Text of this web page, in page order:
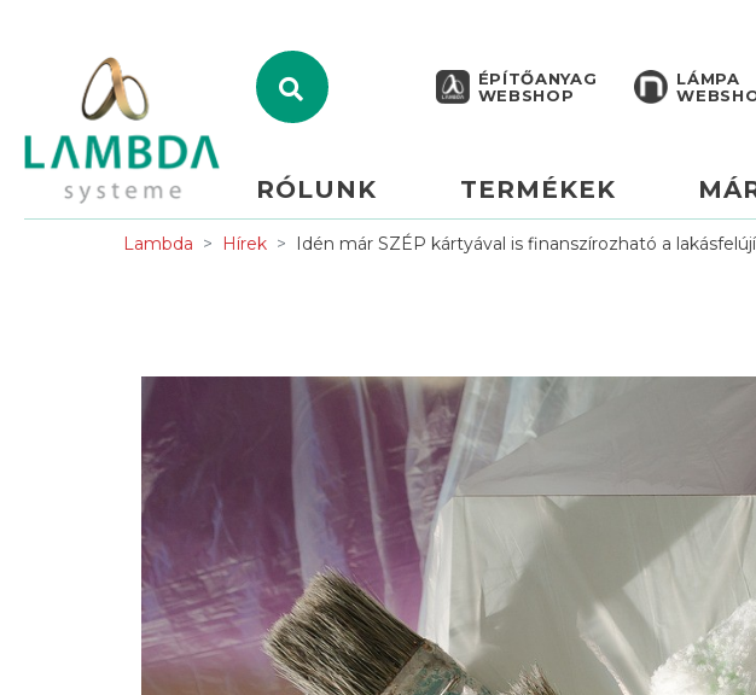
ÉPÍTŐANYAG
WEBSHOP
LÁMPA
RÓLUNK TERMÉKEK
Lambda Hírek Idén már SZÉP kártyával is finanszírozható a